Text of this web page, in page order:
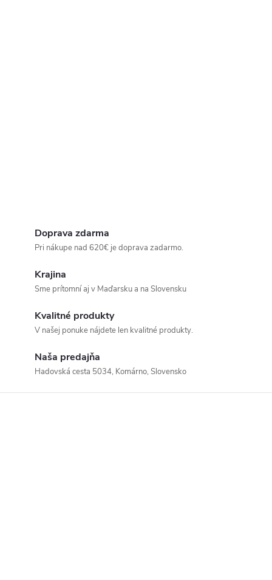
Doprava zdarma
Pri nákupe nad 620€ je doprava zadarmo.
Krajina
Sme prítomní aj v Maďarsku a na Slovensku
Kvalitné produkty
V našej ponuke nájdete len kvalitné produkty.
Naša predajňa
Hadovská cesta 5034, Komárno, Slovensko